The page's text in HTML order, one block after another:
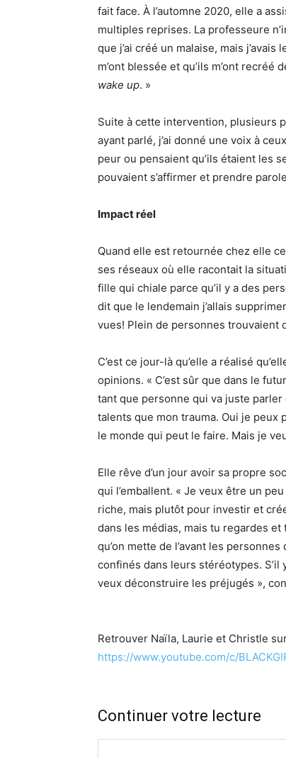
fait face. À l’automne 2020, elle a
multiples reprises. La professeure
que j’ai créé un malaise, mais
m’ont blessée et qu’ils m’ont recréé
wake up. »
Suite à cette intervention, plusieurs
ayant parlé, j’ai donné une voix à
peur ou pensaient qu’ils étaient les
pouvaient s’affirmer et prendre
Impact réel
Quand elle est retournée chez elle
ses réseaux où elle racontait la
fille qui chiale parce qu’il y a des
dit que le lendemain j’allais
vues! Plein de personnes trouvaient
C’est ce jour-là qu’elle a réalisé
opinions. « C’est sûr que dans le
tant que personne qui va juste parler
talents que mon trauma. Oui je peux
le monde qui peut le faire. Mais je
Elle rêve d’un jour avoir sa propre
qui l’emballent. « Je veux être un peu
riche, mais plutôt pour investir et
dans les médias, mais tu regardes
qu’on mette de l’avant les
confinés dans leurs stéréotypes. S’il
veux déconstruire les préjugés »,
Retrouver Naïla, Laurie et Christle
https://www.youtube.com/c/
Continuer votre lecture